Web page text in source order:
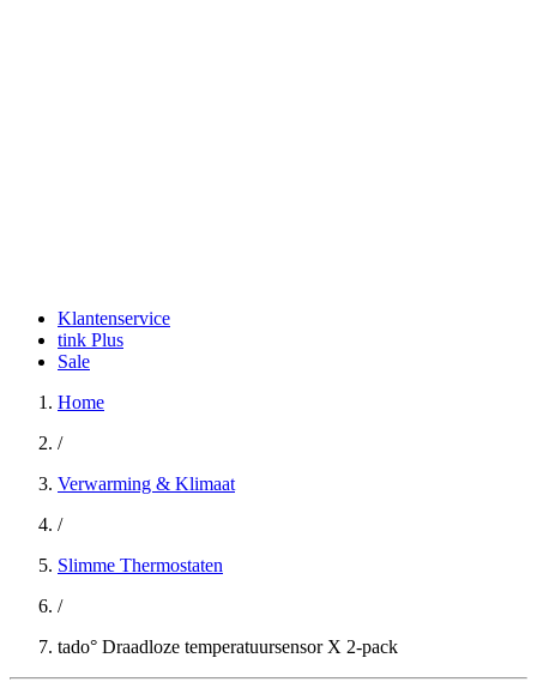
Klantenservice
tink Plus
Sale
Home
/
Verwarming & Klimaat
/
Slimme Thermostaten
/
tado° Draadloze temperatuursensor X 2-pack